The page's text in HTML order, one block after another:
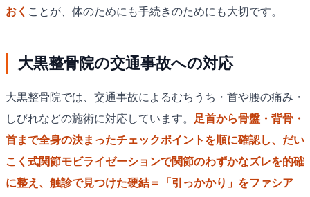
おく ことが、体のためにも手続きのためにも大切です。
大黒整骨院の交通事故への対応
大黒整骨院では、交通事故によるむちうち・首や腰の痛み・
しびれなどの施術に対応しています。
足首から骨盤・背骨・
首まで全身の決まったチェックポイントを順に確認し、だい
こく式関節モビライゼーションで関節のわずかなズレを的確
に整え、触診で見つけた硬結＝「引っかかり」をファシア